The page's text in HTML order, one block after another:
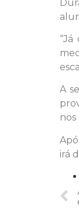
A
nos
irá